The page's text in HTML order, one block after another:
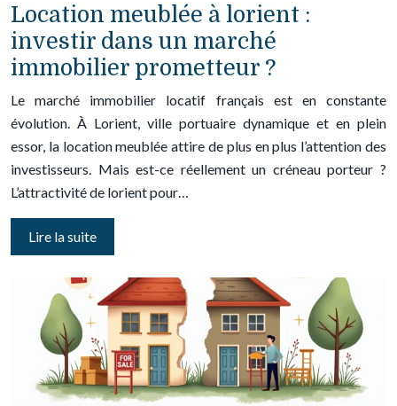
Location meublée à lorient :
investir dans un marché
immobilier prometteur ?
Le marché immobilier locatif français est en constante
évolution. À Lorient, ville portuaire dynamique et en plein
essor, la location meublée attire de plus en plus l’attention des
investisseurs. Mais est-ce réellement un créneau porteur ?
L’attractivité de lorient pour…
Lire la suite